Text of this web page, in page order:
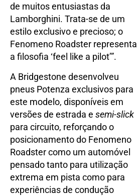
de muitos entusiastas da
Lamborghini. Trata-se de um
estilo exclusivo e precioso; o
Fenomeno Roadster representa
a filosofia ‘feel like a pilot’”.
A Bridgestone desenvolveu
pneus Potenza exclusivos para
este modelo, disponíveis em
versões de estrada e semi-slick
para circuito, reforçando o
posicionamento do Fenomeno
Roadster como um automóvel
pensado tanto para utilização
extrema em pista como para
experiências de condução